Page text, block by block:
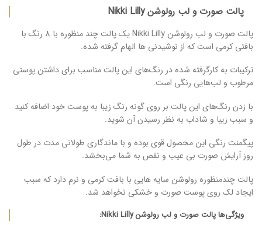
پالت صورت و لب رولوشن Nikki Lilly
پالت صورت و لب رولوشن Nikki Lilly یک پالت چند منظوره با 8 رنگ با
بافتی کرمی است که از نوشیدنی ها الهام گرفته شده.
ترکیبات به کارگرفته شده در رنگ‌های این پالت مناسب برای داشتن پوستی
مرطوب و لب‌هایی رنگی است.
با زدن رنگ‎‌های این پالت بر روی گونه رنگ زیبا به پوست خود اضافه کنید
و سبب زیبا و شاداب به نظر رسیدن آن شوید.
پیگمنت رنگی این محصول قوی بوده و با ماندگاری طولانی مدت در طول
روز آرایش صورت بی عیب و نقص به شما می‌بخشد.
پالت چندمنظوره رولوشن سایه هایی با بافت کرمی و نرم دارد که سبب
ایجاد لک روی پوست صورت و خشکی نخواهد شد.
ویژگی‌ها پالت صورت و لب رولوشن Nikki Lilly: